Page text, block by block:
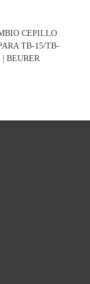
CEPILLO
TB-15/TB-
BEURER